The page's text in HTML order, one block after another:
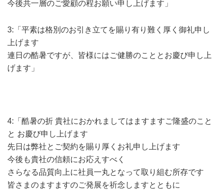
今後共一層のご愛顧の程お願い申し上げます」
3:「平素は格別のお引き立てを賜り有り難く厚く御礼申し
上げます
連日の酷暑ですが、皆様にはご健勝のこととお慶び申し上
げます」
4:「酷暑の折 貴社におかれましてはますますご隆盛のこと
と お慶び申し上げます
先日は弊社とご契約を賜り厚くお礼申し上げます
今後も貴社の信頼にお応えすべく
さらなる品質向上に社員一丸となって取り組む所存です
皆さまのますますのご発展を祈念しますとともに